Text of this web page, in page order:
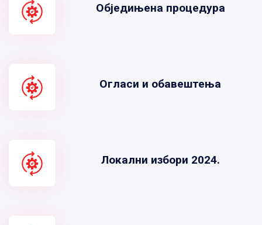
Обједињена процедура
Огласи и обавештења
Локални избори 2024.